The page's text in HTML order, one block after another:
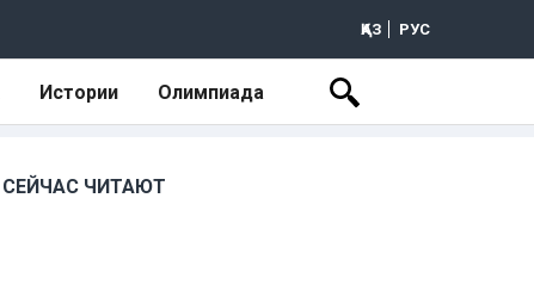
ҚАЗ РУС
Истории Олимпиада
СЕЙЧАС ЧИТАЮТ